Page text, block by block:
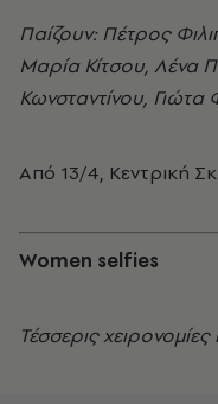
Παίζουν: Πέτρος
Μαρία Κίτσου, Λένα
Κωνσταντίνου, Γιώτα
Από 13/4, Κεντρική
Women selfies
Τέσσερις